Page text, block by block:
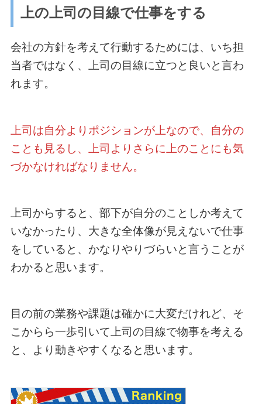
上の上司の目線で仕事をする
会社の方針を考えて行動するためには、いち担
当者ではなく、上司の目線に立つと良いと言わ
れます。
上司は自分よりポジションが上なので、自分の
ことも見るし、上司よりさらに上のことにも気
づかなければなりません。
上司からすると、部下が自分のことしか考えて
いなかったり、大きな全体像が見えないで仕事
をしていると、かなりやりづらいと言うことが
わかると思います。
目の前の業務や課題は確かに大変だけれど、そ
こからら一歩引いて上司の目線で物事を考える
と、より動きやすくなると思います。